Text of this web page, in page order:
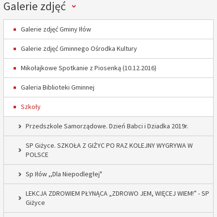
Menu
Galerie zdjęć
Galerie zdjęć Gminy Iłów
Galerie zdjęć Gminnego Ośrodka Kultury
Mikołajkowe Spotkanie z Piosenką (10.12.2016)
Galeria Biblioteki Gminnej
Szkoły
Przedszkole Samorządowe. Dzień Babci i Dziadka 2019r.
SP Giżyce. SZKOŁA Z GIŻYC PO RAZ KOLEJNY WYGRYWA W
POLSCE
Sp Iłów ,,Dla Niepodległej"
LEKCJA ZDROWIEM PŁYNĄCA „ZDROWO JEM, WIĘCEJ WIEM!” - SP
Giżyce